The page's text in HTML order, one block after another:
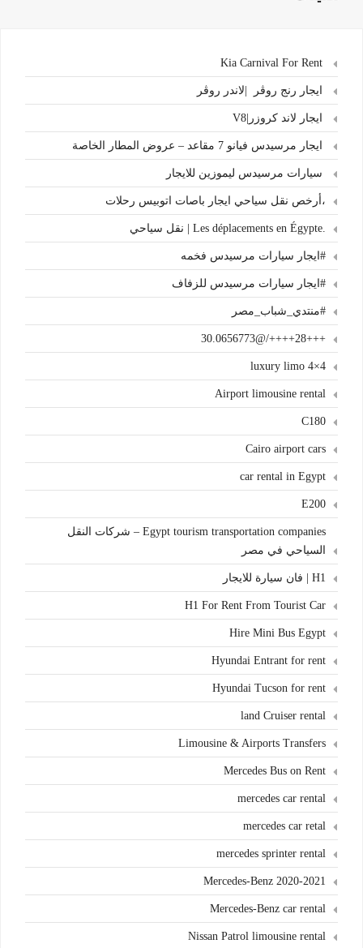
ايجار رنج روڤر |لاندر روڤر
ايجار لاند كروزر|V8
ايجار مرسيدس فيانو 7 مقاعد – عروض المطار الخاصة
سيارات مرسيدس ليموزين للايجار
،أرخص نقل سياحي ايجار باصات اتوبيس رحلات
.Les déplacements en Égypte | نقل سياحي
#ايجار سيارات مرسيدس فخمه
#ايجار سيارات مرسيدس للزفاف
#منتدي_شباب_مصر
+++28++++/@30.0656773
4×4 luxury limo
Airport limousine rental
C180
Cairo airport cars
car rental in Egypt
E200
Egypt tourism transportation companies – شركات النقل
السياحي في مصر
H1 | فان سيارة للايجار
H1 For Rent From Tourist Car
Hire Mini Bus Egypt
Hyundai Entrant for rent
Hyundai Tucson for rent
land Cruiser rental
Limousine & Airports Transfers
Mercedes Bus on Rent
mercedes car rental
mercedes car retal
mercedes sprinter rental
Mercedes-Benz 2020-2021
Mercedes-Benz car rental
Nissan Patrol limousine rental